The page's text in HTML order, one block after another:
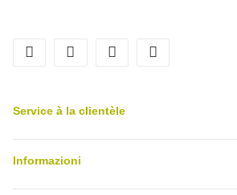
Service à la clientèle
Informazioni